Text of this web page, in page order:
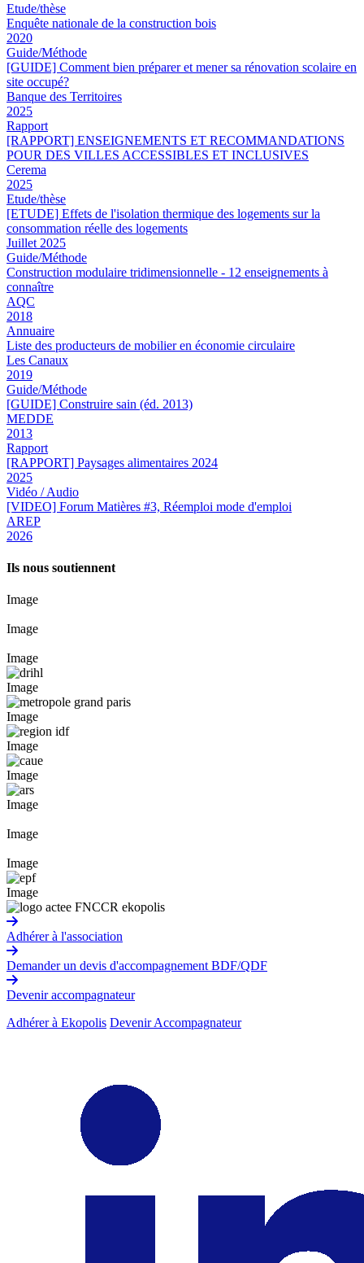
Etude/thèse
Enquête nationale de la construction bois
2020
Guide/Méthode
[GUIDE] Comment bien préparer et mener sa rénovation scolaire en
site occupé?
Banque des Territoires
2025
Rapport
[RAPPORT] ENSEIGNEMENTS ET RECOMMANDATIONS
POUR DES VILLES ACCESSIBLES ET INCLUSIVES
Cerema
2025
Etude/thèse
[ETUDE] Effets de l'isolation thermique des logements sur la
consommation réelle des logements
Juillet 2025
Guide/Méthode
Construction modulaire tridimensionnelle - 12 enseignements à
connaître
AQC
2018
Annuaire
Liste des producteurs de mobilier en économie circulaire
Les Canaux
2019
Guide/Méthode
[GUIDE] Construire sain (éd. 2013)
MEDDE
2013
Rapport
[RAPPORT] Paysages alimentaires 2024
2025
Vidéo / Audio
[VIDEO] Forum Matières #3, Réemploi mode d'emploi
AREP
2026
Ils nous soutiennent
Image
Image
Image
Image
Image
Image
Image
Image
Image
Image
Image
Adhérer à l'association
Demander un devis d'accompagnement BDF/QDF
Devenir accompagnateur
Adhérer à Ekopolis Devenir Accompagnateur